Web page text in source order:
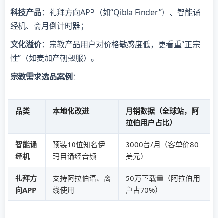
科技产品：礼拜方向APP（如“Qibla Finder”）、智能诵
经机、斋月倒计时器；
文化溢价：宗教产品用户对价格敏感度低，更看重“正宗
性”（如麦加产朝觐服）。
宗教需求选品案例 ：
品类 本地化改进
月销数据（全球站，阿
拉伯用户占比）
智能诵
经机
预装10位知名伊
玛目诵经音频
3000台/月（客单价80
美元）
礼拜方
向APP
支持阿拉伯语、离
线使用
50万下载量（阿拉伯用
户占70%）